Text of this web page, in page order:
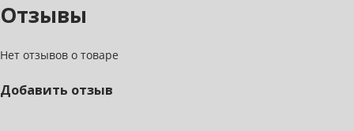
Отзывы
Нет отзывов о товаре
Добавить отзыв